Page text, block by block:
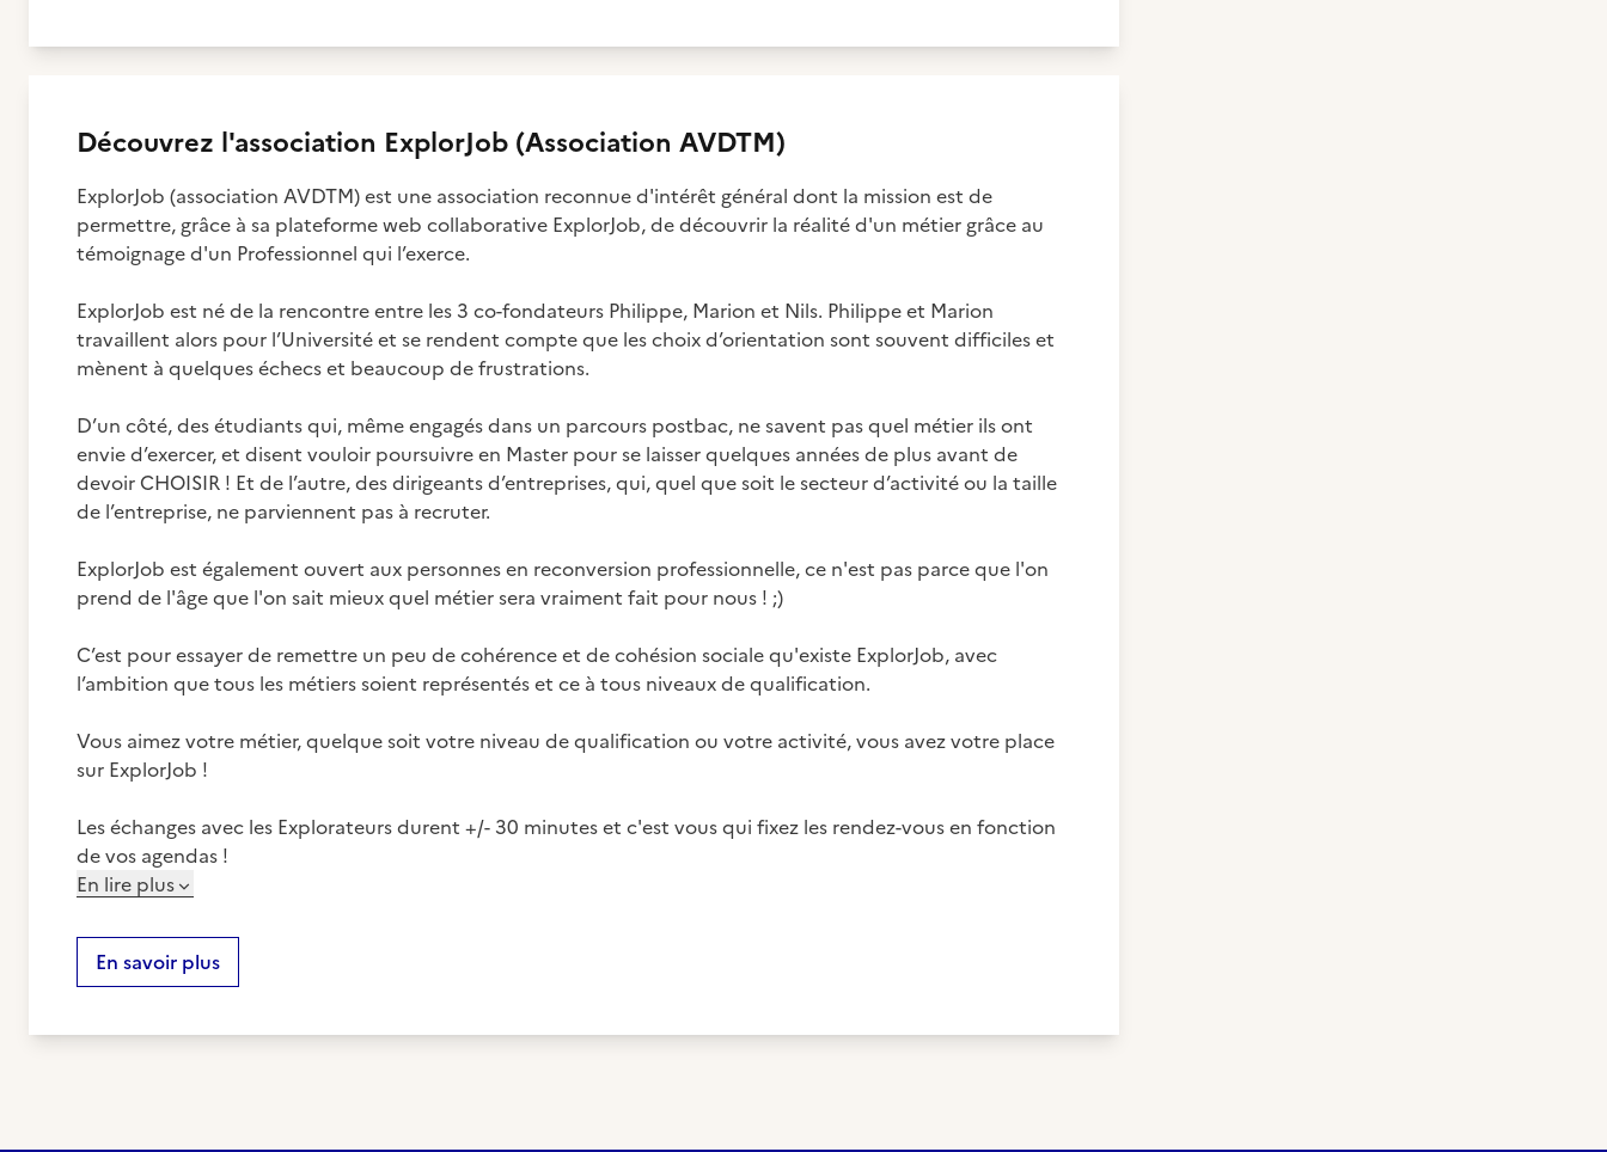
Découvrez l'association ExplorJob (Association AVDTM)
ExplorJob (association AVDTM) est une association reconnue d'intérêt général dont la mission est de
permettre, grâce à sa plateforme web collaborative ExplorJob, de découvrir la réalité d'un métier grâce au
témoignage d'un Professionnel qui l’exerce.
ExplorJob est né de la rencontre entre les 3 co-fondateurs Philippe, Marion et Nils. Philippe et Marion
travaillent alors pour l’Université et se rendent compte que les choix d’orientation sont souvent difficiles et
mènent à quelques échecs et beaucoup de frustrations.
D’un côté, des étudiants qui, même engagés dans un parcours postbac, ne savent pas quel métier ils ont
envie d’exercer, et disent vouloir poursuivre en Master pour se laisser quelques années de plus avant de
devoir CHOISIR ! Et de l’autre, des dirigeants d’entreprises, qui, quel que soit le secteur d’activité ou la taille
de l’entreprise, ne parviennent pas à recruter.
ExplorJob est également ouvert aux personnes en reconversion professionnelle, ce n'est pas parce que l'on
prend de l'âge que l'on sait mieux quel métier sera vraiment fait pour nous ! ;)
C’est pour essayer de remettre un peu de cohérence et de cohésion sociale qu'existe ExplorJob, avec
l’ambition que tous les métiers soient représentés et ce à tous niveaux de qualification.
Vous aimez votre métier, quelque soit votre niveau de qualification ou votre activité, vous avez votre place
sur ExplorJob !
Les échanges avec les Explorateurs durent +/- 30 minutes et c'est vous qui fixez les rendez-vous en fonction
de vos agendas !
En lire plus
En savoir plus